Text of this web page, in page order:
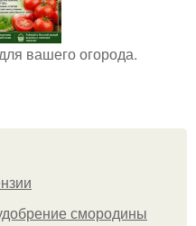
вашего огорода.
смородины